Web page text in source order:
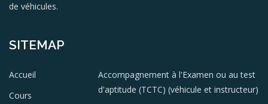
de véhicules.
SITEMAP
Accueil
Cours
Accompagnement à l'Examen ou au test
d'aptitude (TCTC) (véhicule et instructeur)